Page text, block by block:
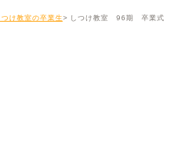
つけ教室の卒業生 しつけ教室 96期 卒業式